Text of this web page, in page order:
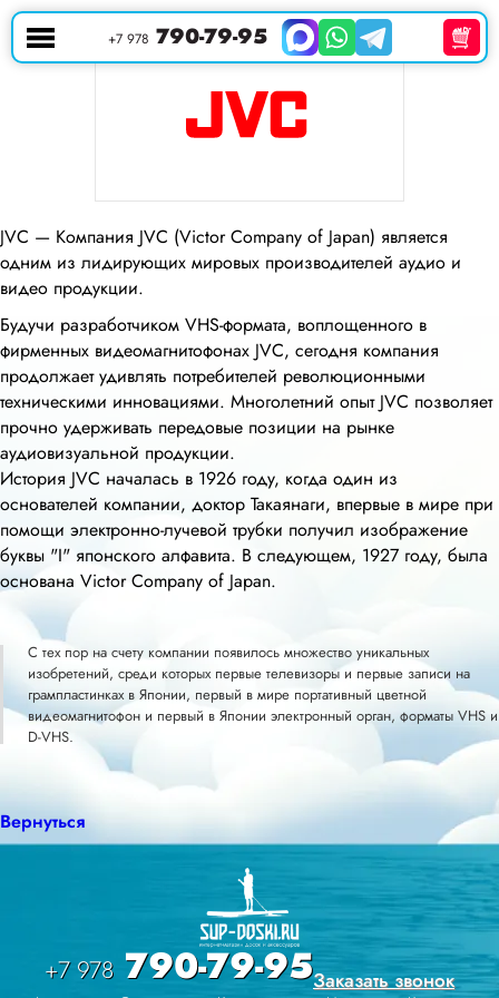
+7 978 790-79-95
JVC — Компания JVC (Victor Company of Japan) является
одним из лидирующих мировых производителей аудио и
видео продукции.
Будучи разработчиком VHS-формата, воплощенного в
фирменных видеомагнитофонах JVC, сегодня компания
продолжает удивлять потребителей революционными
техническими инновациями. Многолетний опыт JVC позволяет
прочно удерживать передовые позиции на рынке
аудиовизуальной продукции.
История JVC началась в 1926 году, когда один из
основателей компании, доктор Такаянаги, впервые в мире при
помощи электронно-лучевой трубки получил изображение
буквы "I" японского алфавита. В следующем, 1927 году, была
основана Victor Company of Japan.
С тех пор на счету компании появилось множество уникальных
изобретений, среди которых первые телевизоры и первые записи на
грампластинках в Японии, первый в мире портативный цветной
видеомагнитофон и первый в Японии электронный орган, форматы VHS и
D-VHS.
Вернуться
+7 978 790-79-95Заказать звонок